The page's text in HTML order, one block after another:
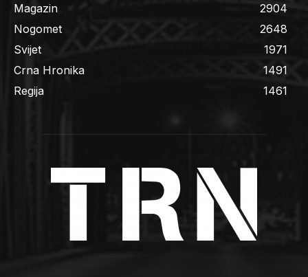
Magazin
2904
Nogomet
2648
Svijet
1971
Crna Hronika
1491
Regija
1461